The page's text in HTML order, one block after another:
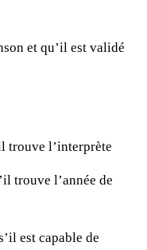
et qu’il est validé
trouve l’interprète
trouve l’année de
est capable de